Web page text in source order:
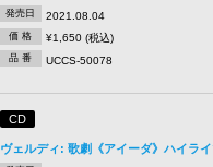
発売日 2021.08.04
価 格 ¥1,650 (税込)
品 番 UCCS-50078
CD
ヴェルディ: 歌劇《アイーダ》ハイラ